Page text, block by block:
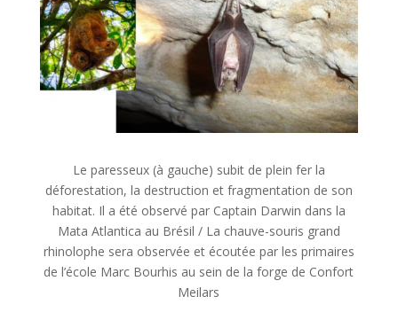
Le paresseux (à gauche) subit de plein fer la
déforestation, la destruction et fragmentation de son
habitat. Il a été observé par Captain Darwin dans la
Mata Atlantica au Brésil / La chauve-souris grand
rhinolophe sera observée et écoutée par les primaires
de l’école Marc Bourhis au sein de la forge de Confort
Meilars